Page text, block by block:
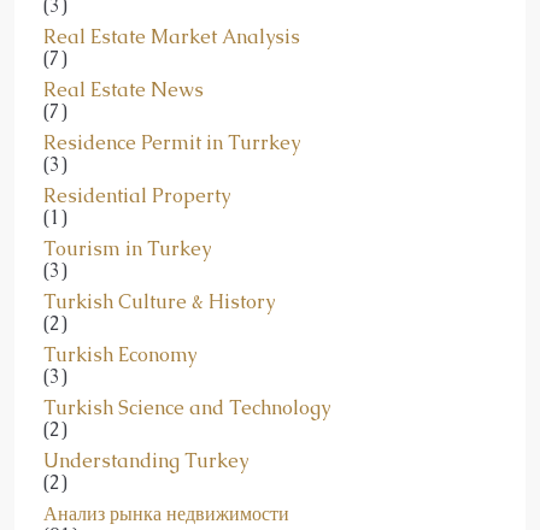
Real Estate Market Analysis
(7)
Real Estate News
(7)
Residence Permit in Turrkey
(3)
Residential Property
(1)
Tourism in Turkey
(3)
Turkish Culture & History
(2)
Turkish Economy
(3)
Turkish Science and Technology
(2)
Understanding Turkey
(2)
Анализ рынка недвижимости
(91)